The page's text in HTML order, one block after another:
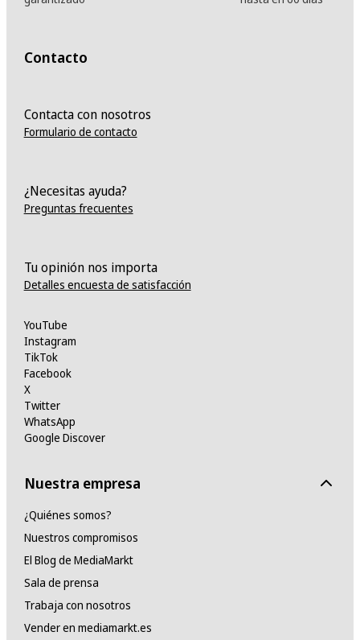
Contacto
Contacta con nosotros
Formulario de contacto
¿Necesitas ayuda?
Preguntas frecuentes
Tu opinión nos importa
Detalles encuesta de satisfacción
YouTube
Instagram
TikTok
Facebook
X
Twitter
WhatsApp
Google Discover
Nuestra empresa
¿Quiénes somos?
Nuestros compromisos
El Blog de MediaMarkt
Sala de prensa
Trabaja con nosotros
Vender en mediamarkt.es